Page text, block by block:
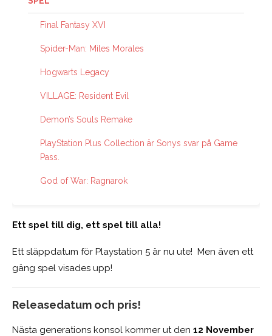
Final Fantasy XVI
Spider-Man: Miles Morales
Hogwarts Legacy
VILLAGE: Resident Evil
Demon’s Souls Remake
PlayStation Plus Collection är Sonys svar på Game
Pass.
God of War: Ragnarok
Ett spel till dig, ett spel till alla!
Ett släppdatum för Playstation 5 är nu ute! Men även ett
gäng spel visades upp!
Releasedatum och pris!
Nästa generations konsol kommer ut den 12 November